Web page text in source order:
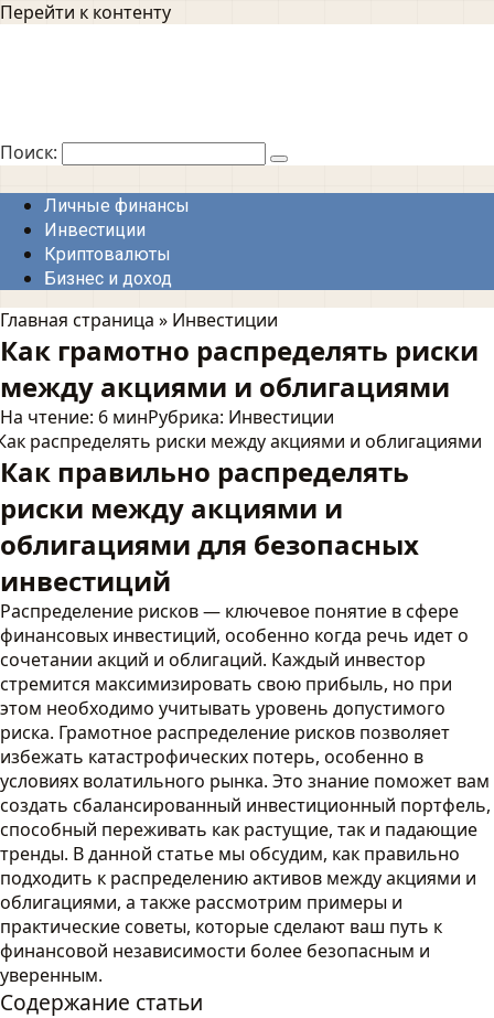
Перейти к контенту
Поиск:
Личные финансы
Инвестиции
Криптовалюты
Бизнес и доход
Главная страница » Инвестиции
Как грамотно распределять риски
между акциями и облигациями
На чтение: 6 минРубрика: Инвестиции
Как правильно распределять
риски между акциями и
облигациями для безопасных
инвестиций
Распределение рисков — ключевое понятие в сфере
финансовых инвестиций, особенно когда речь идет о
сочетании акций и облигаций. Каждый инвестор
стремится максимизировать свою прибыль, но при
этом необходимо учитывать уровень допустимого
риска. Грамотное распределение рисков позволяет
избежать катастрофических потерь, особенно в
условиях волатильного рынка. Это знание поможет вам
создать сбалансированный инвестиционный портфель,
способный переживать как растущие, так и падающие
тренды. В данной статье мы обсудим, как правильно
подходить к распределению активов между акциями и
облигациями, а также рассмотрим примеры и
практические советы, которые сделают ваш путь к
финансовой независимости более безопасным и
уверенным.
Содержание статьи